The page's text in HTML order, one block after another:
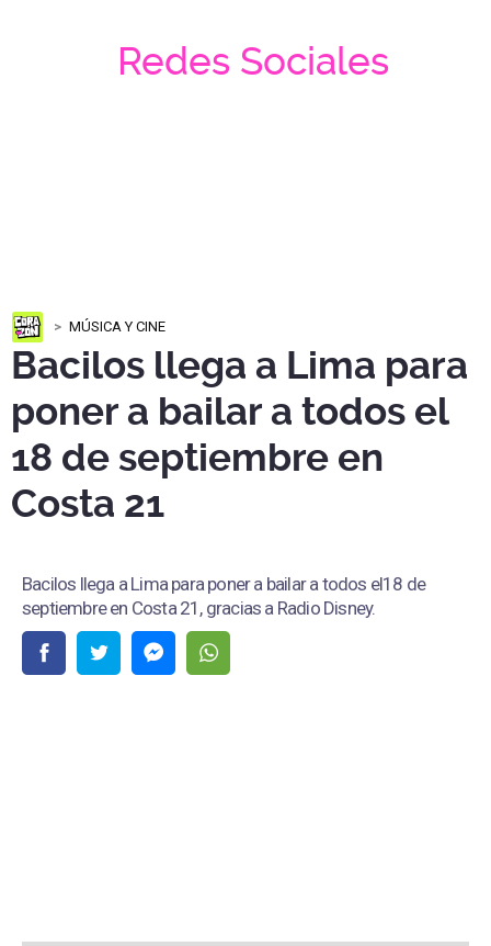
Redes Sociales
MÚSICA Y CINE
Bacilos llega a Lima para
poner a bailar a todos el
18 de septiembre en
Costa 21
Bacilos llega a Lima para poner a bailar a todos el18 de
septiembre en Costa 21, gracias a Radio Disney.